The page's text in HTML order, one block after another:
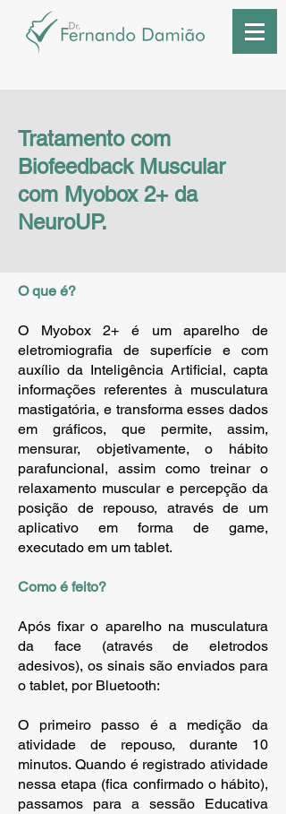
Tratamento com
Biofeedback Muscular
com Myobox 2+ da
NeuroUP.
O que é?
O Myobox 2+ é um aparelho de
eletromiografia de superfície e com
auxílio da Inteligência Artificial, capta
informações referentes à musculatura
mastigatória, e transforma esses dados
em gráficos, que permite, assim,
mensurar, objetivamente, o hábito
parafuncional, assim como treinar o
relaxamento muscular e percepção da
posição de repouso, através de um
aplicativo em forma de game,
executado em um tablet.
Como é feito?
Após fixar o aparelho na musculatura
da face (através de eletrodos
adesivos), os sinais são enviados para
o tablet, por Bluetooth:
O primeiro passo é a medição da
atividade de repouso, durante 10
minutos. Quando é registrado atividade
nessa etapa (fica confirmado o hábito),
passamos para a sessão Educativa